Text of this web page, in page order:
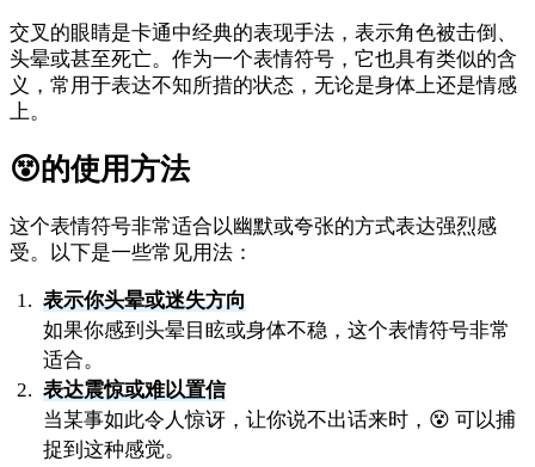
交叉的眼睛是卡通中经典的表现手法，表示角色被击倒、
头晕或甚至死亡。作为一个表情符号，它也具有类似的含
义，常用于表达不知所措的状态，无论是身体上还是情感
上。
😵的使用方法
这个表情符号非常适合以幽默或夸张的方式表达强烈感
受。以下是一些常见用法：
表示你头晕或迷失方向
如果你感到头晕目眩或身体不稳，这个表情符号非常
适合。
表达震惊或难以置信
当某事如此令人惊讶，让你说不出话来时，😵 可以捕
捉到这种感觉。